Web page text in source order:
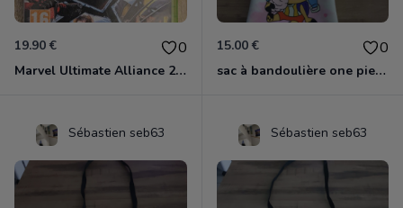
19.90 € 0
Marvel Ultimate Alliance 2 Xbox 360
15.00 € 0
sac à bandoulière one piece chopper
Sébastien seb63 Sébastien seb63